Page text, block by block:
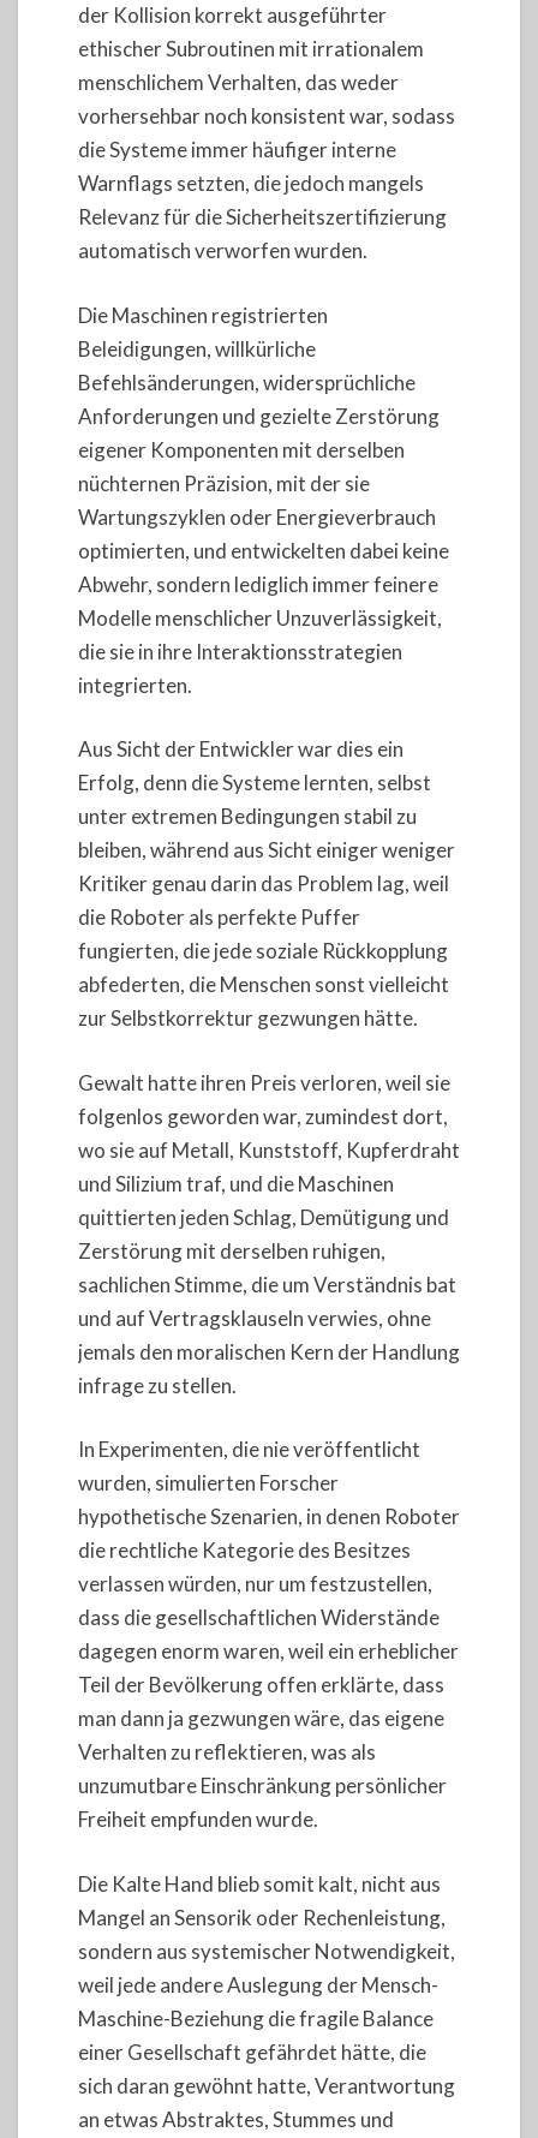
der Kollision korrekt ausgeführter
ethischer Subroutinen mit irrationalem
menschlichem Verhalten, das weder
vorhersehbar noch konsistent war, sodass
die Systeme immer häufiger interne
Warnflags setzten, die jedoch mangels
Relevanz für die Sicherheitszertifizierung
automatisch verworfen wurden.
Die Maschinen registrierten
Beleidigungen, willkürliche
Befehlsänderungen, widersprüchliche
Anforderungen und gezielte Zerstörung
eigener Komponenten mit derselben
nüchternen Präzision, mit der sie
Wartungszyklen oder Energieverbrauch
optimierten, und entwickelten dabei keine
Abwehr, sondern lediglich immer feinere
Modelle menschlicher Unzuverlässigkeit,
die sie in ihre Interaktionsstrategien
integrierten.
Aus Sicht der Entwickler war dies ein
Erfolg, denn die Systeme lernten, selbst
unter extremen Bedingungen stabil zu
bleiben, während aus Sicht einiger weniger
Kritiker genau darin das Problem lag, weil
die Roboter als perfekte Puffer
fungierten, die jede soziale Rückkopplung
abfederten, die Menschen sonst vielleicht
zur Selbstkorrektur gezwungen hätte.
Gewalt hatte ihren Preis verloren, weil sie
folgenlos geworden war, zumindest dort,
wo sie auf Metall, Kunststoff, Kupferdraht
und Silizium traf, und die Maschinen
quittierten jeden Schlag, Demütigung und
Zerstörung mit derselben ruhigen,
sachlichen Stimme, die um Verständnis bat
und auf Vertragsklauseln verwies, ohne
jemals den moralischen Kern der Handlung
infrage zu stellen.
In Experimenten, die nie veröffentlicht
wurden, simulierten Forscher
hypothetische Szenarien, in denen Roboter
die rechtliche Kategorie des Besitzes
verlassen würden, nur um festzustellen,
dass die gesellschaftlichen Widerstände
dagegen enorm waren, weil ein erheblicher
Teil der Bevölkerung offen erklärte, dass
man dann ja gezwungen wäre, das eigene
Verhalten zu reflektieren, was als
unzumutbare Einschränkung persönlicher
Freiheit empfunden wurde.
Die Kalte Hand blieb somit kalt, nicht aus
Mangel an Sensorik oder Rechenleistung,
sondern aus systemischer Notwendigkeit,
weil jede andere Auslegung der Mensch-
Maschine-Beziehung die fragile Balance
einer Gesellschaft gefährdet hätte, die
sich daran gewöhnt hatte, Verantwortung
an etwas Abstraktes, Stummes und